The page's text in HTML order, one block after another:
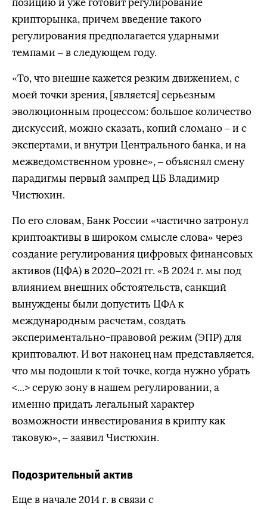
позицию и уже готовит регулирование
крипторынка, причем введение такого
регулирования предполагается ударными
темпами – в следующем году.
«То, что внешне кажется резким движением, с
моей точки зрения, [является] серьезным
эволюционным процессом: большое количество
дискуссий, можно сказать, копий сломано – и с
экспертами, и внутри Центрального банка, и на
межведомственном уровне», – объяснял смену
парадигмы первый зампред ЦБ Владимир
Чистюхин.
По его словам, Банк России «частично затронул
криптоактивы в широком смысле слова» через
создание регулирования цифровых финансовых
активов (ЦФА) в 2020–2021 гг. «В 2024 г. мы под
влиянием внешних обстоятельств, санкций
вынуждены были допустить ЦФА к
международным расчетам, создать
экспериментально-правовой режим (ЭПР) для
криптовалют. И вот наконец нам представляется,
что мы подошли к той точке, когда нужно убрать
<...> серую зону в нашем регулировании, а
именно придать легальный характер
возможности инвестирования в крипту как
таковую», – заявил Чистюхин.
Подозрительный актив
Еще в начале 2014 г. в связи с